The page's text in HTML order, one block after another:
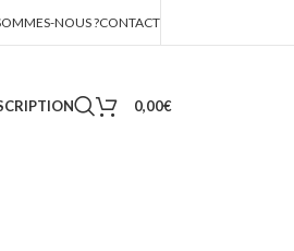
NOUS ?CONTACT
0,00€